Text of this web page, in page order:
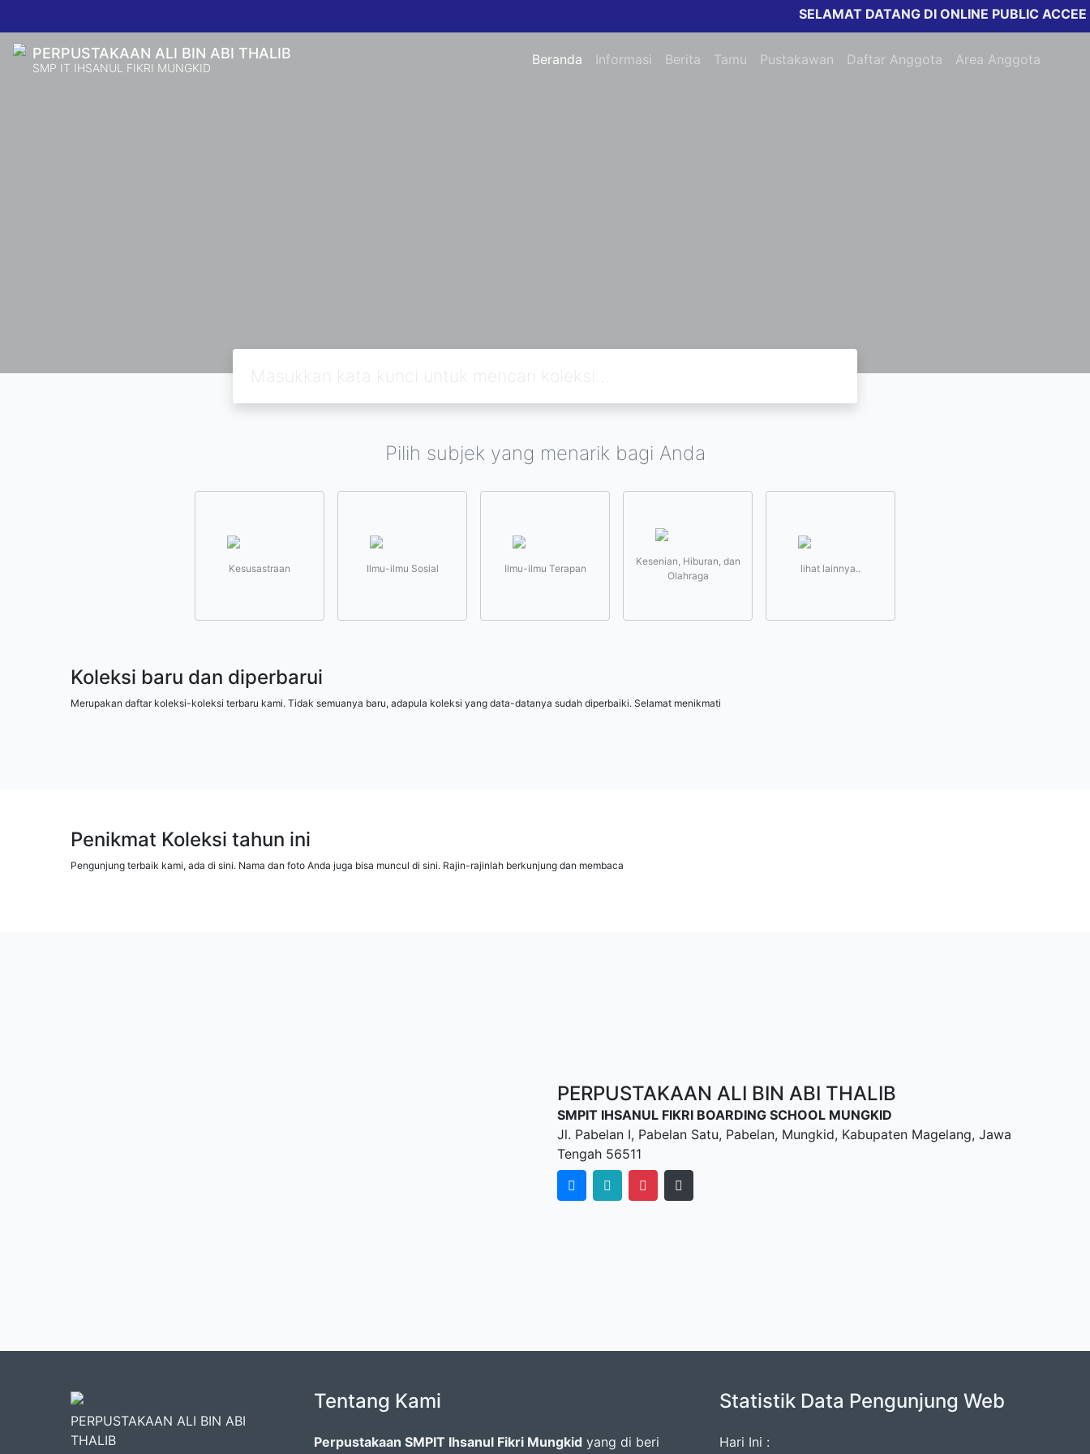
SELAMAT DATANG DI ONLINE PUBLIC
PERPUSTAKAAN ALI BIN ABI THALIB
SMP IT IHSANUL FIKRI MUNGKID Beranda Informasi Berita Tamu Pustakawan Daftar Anggota Area Anggota
Pilih subjek yang menarik bagi Anda
Kesusastraan Ilmu-ilmu Sosial Ilmu-ilmu Terapan
Kesenian, Hiburan, dan
Olahraga
lihat lainnya..
Koleksi baru dan diperbarui
Merupakan daftar koleksi-koleksi terbaru kami. Tidak semuanya baru, adapula koleksi yang data-datanya sudah diperbaiki. Selamat menikmati
Penikmat Koleksi tahun ini
Pengunjung terbaik kami, ada di sini. Nama dan foto Anda juga bisa muncul di sini. Rajin-rajinlah berkunjung dan membaca
PERPUSTAKAAN ALI BIN ABI THALIB
SMPIT IHSANUL FIKRI BOARDING SCHOOL MUNGKID
Jl. Pabelan I, Pabelan Satu, Pabelan, Mungkid, Kabupaten Magelang, Jawa
Tengah 56511
PERPUSTAKAAN ALI BIN ABI
THALIB
Tentang Kami
Perpustakaan SMPIT Ihsanul Fikri Mungkid yang di beri
Statistik Data Pengunjung Web
Hari Ini :